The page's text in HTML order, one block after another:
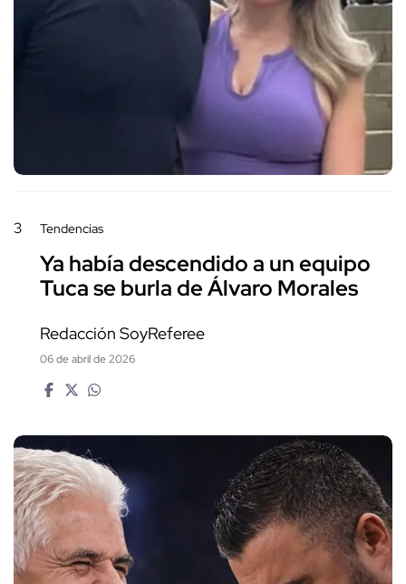
3 Tendencias
Ya había descendido a un equipo
Tuca se burla de Álvaro Morales
Redacción SoyReferee
06 de abril de 2026